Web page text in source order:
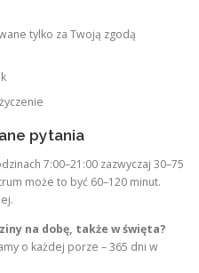
tylko za Twoją zgodą
pytania
7:00–21:00 zazwyczaj 30–75
może to być 60–120 minut.
na dobę, także w święta?
o każdej porze – 365 dni w